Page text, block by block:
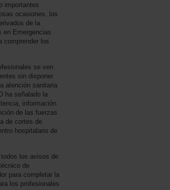
importantes
ocasiones, los
de la
en Emergencias
comprender los
se ven
sin disponer
atención sanitaria
ha señalado la
información
de las fuerzas
de cortes de
hospitalario de
los avisos de
de
para completar la
los profesionales